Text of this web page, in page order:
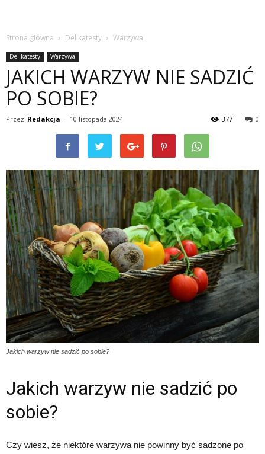
Strona główna Delikatesty Warzywa
Delikatesty Warzywa
JAKICH WARZYW NIE SADZIĆ
PO SOBIE?
Przez Redakcja - 10 listopada 2024 0
377
Jakich warzyw nie sadzić po sobie?
Jakich warzyw nie sadzić po
sobie?
Czy wiesz, że niektóre warzywa nie powinny być sadzone po